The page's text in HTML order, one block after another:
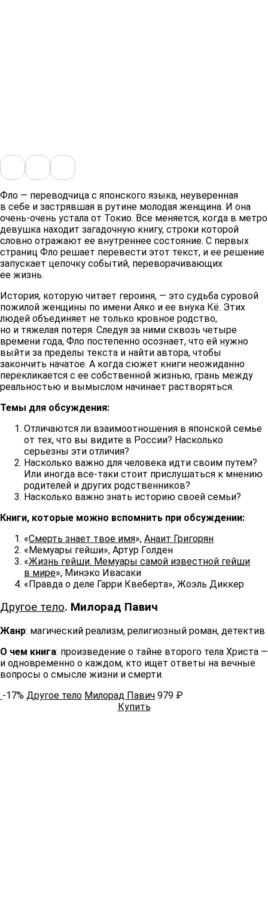
Фло — переводчица с японского языка, неуверенная
в себе и застрявшая в рутине молодая женщина. И она
очень-очень устала от Токио. Все меняется, когда в метро
девушка находит загадочную книгу, строки которой
словно отражают ее внутреннее состояние. С первых
страниц Фло решает перевести этот текст, и ее решение
запускает цепочку событий, переворачивающих
ее жизнь.
История, которую читает героиня, — это судьба суровой
пожилой женщины по имени Аяко и ее внука Кё. Этих
людей объединяет не только кровное родство,
но и тяжелая потеря. Следуя за ними сквозь четыре
времени года, Фло постепенно осознает, что ей нужно
выйти за пределы текста и найти автора, чтобы
закончить начатое. А когда сюжет книги неожиданно
перекликается с ее собственной жизнью, грань между
реальностью и вымыслом начинает растворяться.
Темы для обсуждения:
Отличаются ли взаимоотношения в японской семье
от тех, что вы видите в России? Насколько
серьезны эти отличия?
Насколько важно для человека идти своим путем?
Или иногда все-таки стоит прислушаться к мнению
родителей и других родственников?
Насколько важно знать историю своей семьи?
Книги, которые можно вспомнить при обсуждении:
«Смерть знает твое имя», Анаит Григорян
«Мемуары гейши», Артур Голден
«Жизнь гейши. Мемуары самой известной гейши
в мире», Минэко Ивасаки
«Правда о деле Гарри Квеберта», Жоэль Диккер
Другое тело. Милорад Павич
Жанр: магический реализм, религиозный роман, детектив
О чем книга: произведение о тайне второго тела Христа —
и одновременно о каждом, кто ищет ответы на вечные
вопросы о смысле жизни и смерти.
-17% Другое тело Милорад Павич 979 ₽
Купить